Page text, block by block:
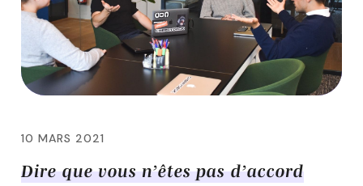
10 MARS 2021
Dire que vous n’êtes pas d’accord